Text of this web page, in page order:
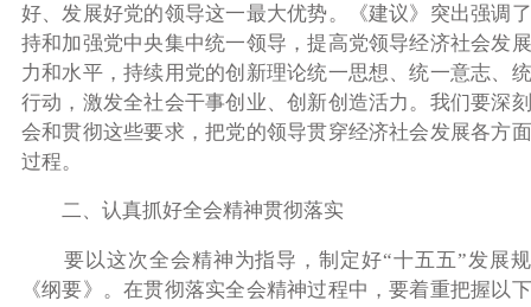
好、发展好党的领导这一最大优势。《建议》突出强调
持和加强党中央集中统一领导，提高党领导经济社会发
力和水平，持续用党的创新理论统一思想、统一意志、
行动，激发全社会干事创业、创新创造活力。我们要深
会和贯彻这些要求，把党的领导贯穿经济社会发展各方
过程。
二、认真抓好全会精神贯彻落实
要以这次全会精神为指导，制定好“十五五”发展
《纲要》。在贯彻落实全会精神过程中，要着重把握以